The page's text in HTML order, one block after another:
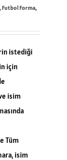
, Futbol Forma,
istediği
için
isim
Tüm
isim